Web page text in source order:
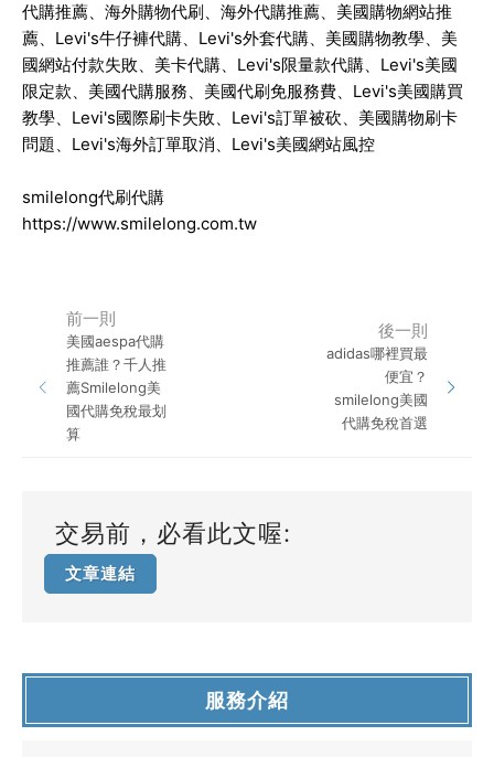
代購推薦、海外購物代刷、海外代購推薦、美國購物網站推
薦、Levi's牛仔褲代購、Levi's外套代購、美國購物教學、美
國網站付款失敗、美卡代購、Levi's限量款代購、Levi's美國
限定款、美國代購服務、美國代刷免服務費、Levi's美國購買
教學、Levi's國際刷卡失敗、Levi's訂單被砍、美國購物刷卡
問題、Levi's海外訂單取消、Levi's美國網站風控
smilelong代刷代購
https://www.smilelong.com.tw
前一則
美國aespa代購
推薦誰？千人推
薦Smilelong美
國代購免稅最划
算
後一則
adidas哪裡買最
便宜？
smilelong美國
代購免稅首選
交易前，必看此文喔:
文章連結
服務介紹